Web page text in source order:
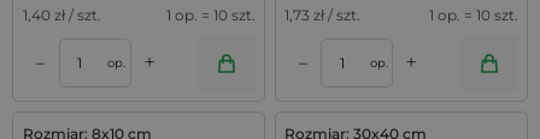
1,40 zł / szt. 1 op. = 10 szt.
– op. +
1,73 zł / szt. 1 op. = 10 szt.
– op. +
Rozmiar: 8x10 cm
Rozmiar: 30x40 cm